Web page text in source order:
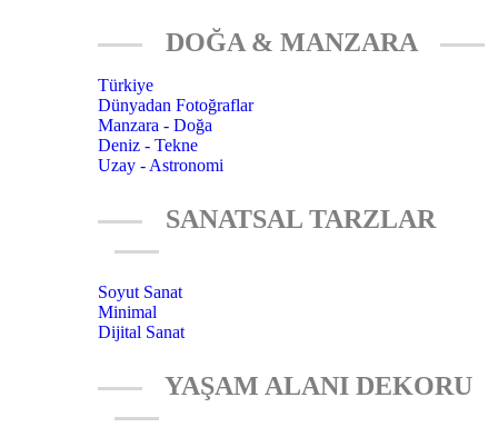
DOĞA & MANZARA
Türkiye
Dünyadan Fotoğraflar
Manzara - Doğa
Deniz - Tekne
Uzay - Astronomi
SANATSAL TARZLAR
Soyut Sanat
Minimal
Dijital Sanat
YAŞAM ALANI DEKORU